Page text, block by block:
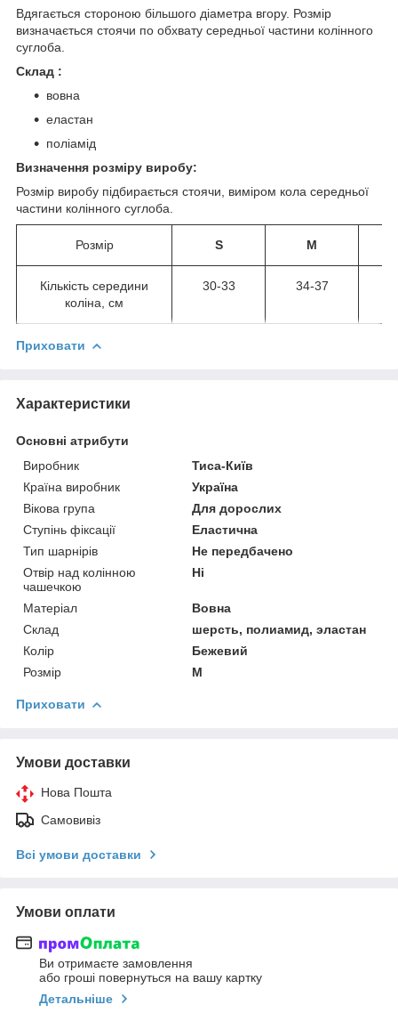
Вдягається стороною більшого діаметра вгору. Розмір
визначається стоячи по обхвату середньої частини колінного
суглоба.
Склад :
вовна
еластан
поліамід
Визначення розміру виробу:
Розмір виробу підбирається стоячи, виміром кола середньої
частини колінного суглоба.
Розмір S M
Кількість середини
коліна, см
30-33 34-37
Приховати
Характеристики
Основні атрибути
Виробник
Тиса-Київ
Країна виробник
Україна
Вікова група
Для дорослих
Ступінь фіксації
Еластична
Тип шарнірів
Не передбачено
Отвір над колінною
чашечкою
Ні
Матеріал
Вовна
Склад
шерсть, полиамид, эластан
Колір
Бежевий
Розмір
M
Приховати
Умови доставки
Нова Пошта
Самовивіз
Всі умови доставки
Умови оплати
Ви отримаєте замовлення
або гроші повернуться на вашу картку
Детальніше